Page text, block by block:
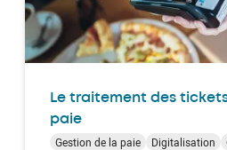
Le traitement des
paie
Gestion de la paie Digitalisation